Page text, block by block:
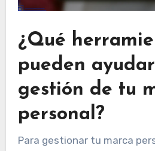
¿Qué
pueden
gestión de tu
personal?
Para gestionar tu marca